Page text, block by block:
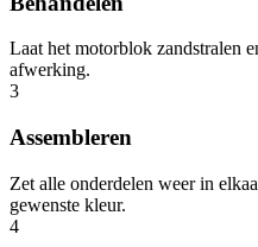
Laat het motorblok zandstralen
afwerking.
3
Assembleren
Zet alle onderdelen weer in
gewenste kleur.
4